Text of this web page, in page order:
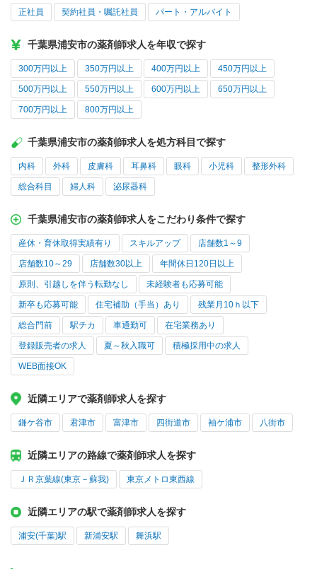
正社員 契約社員・嘱託社員 パート・アルバイト
千葉県浦安市の薬剤師求人を年収で探す
300万円以上 350万円以上 400万円以上 450万円以上
500万円以上 550万円以上 600万円以上 650万円以上
700万円以上 800万円以上
千葉県浦安市の薬剤師求人を処方科目で探す
内科 外科 皮膚科 耳鼻科 眼科 小児科 整形外科
総合科目 婦人科 泌尿器科
千葉県浦安市の薬剤師求人をこだわり条件で探す
産休・育休取得実績有り スキルアップ 店舗数1～9
店舗数10～29 店舗数30以上 年間休日120日以上
原則、引越しを伴う転勤なし 未経験者も応募可能
新卒も応募可能 住宅補助（手当）あり 残業月10ｈ以下
総合門前 駅チカ 車通勤可 在宅業務あり
登録販売者の求人 夏～秋入職可 積極採用中の求人
WEB面接OK
近隣エリアで薬剤師求人を探す
鎌ケ谷市 君津市 富津市 四街道市 袖ケ浦市 八街市
近隣エリアの路線で薬剤師求人を探す
ＪＲ京葉線(東京－蘇我) 東京メトロ東西線
近隣エリアの駅で薬剤師求人を探す
浦安(千葉)駅 新浦安駅 舞浜駅